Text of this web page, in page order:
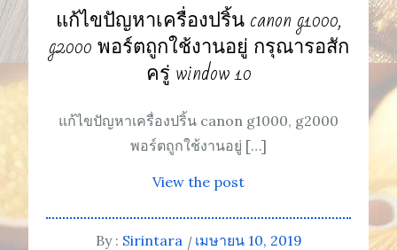
แก้ไขปัญหาเครื่องปริ้น canon g1000,
g2000 พอร์ตถูกใช้งานอยู่ กรุณารอสัก
ครู่ window 10
แก้ไขปัญหาเครื่องปริ้น canon g1000, g2000
พอร์ตถูกใช้งานอยู่ […]
View the post
By : Sirintara
เมษายน 10, 2019